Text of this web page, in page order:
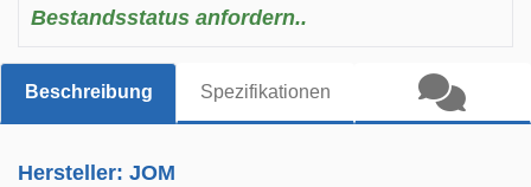
Bestandsstatus anfordern..
Beschreibung Spezifikationen
Hersteller: JOM